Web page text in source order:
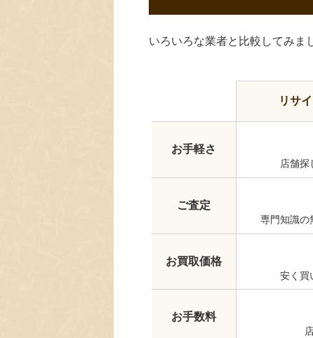
いろいろな業者と比較してみま
リサ
お手軽さ
店舗探
ご査定
専門知識の
お買取価格
安く買
お手数料